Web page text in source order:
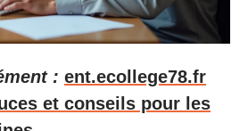
: ent.ecollege78.fr
et conseils pour les